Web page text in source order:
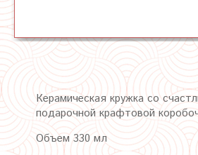
Керамическая кружка со
подарочной крафтовой
Объем 330 мл